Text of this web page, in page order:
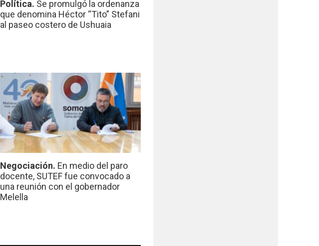
Política. Se promulgó la ordenanza
que denomina Héctor “Tito” Stefani
al paseo costero de Ushuaia
Negociación. En medio del paro
docente, SUTEF fue convocado a
una reunión con el gobernador
Melella